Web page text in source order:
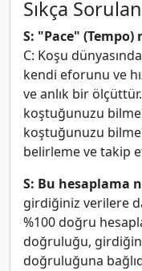
Sıkça
S: "Pace"
C: Koşu
kendi eforunu ve
ve anlık bir
koştuğunuzu
koştuğunuzu
belirleme ve takip
S: Bu hesaplama
girdiğiniz verilere
%100 doğru
doğruluğu,
doğruluğuna